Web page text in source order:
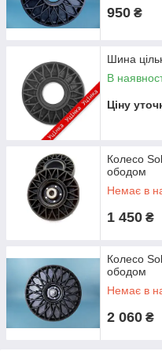
950 ₴
Шина
В
Ціну
Колесо
ободом
Немає в
1 450 ₴
Колесо
ободом
Немає в
2 060 ₴